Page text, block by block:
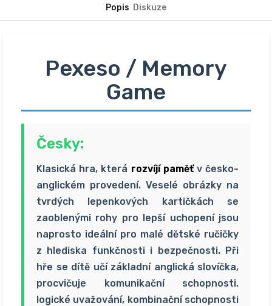
Popis Diskuze
Pexeso / Memory
Game
Česky:
Klasická hra, která rozvíjí paměťv česko-
anglickém provedení. Veselé obrázky na
tvrdých lepenkových kartičkách se
zaoblenými rohy pro lepší uchopení jsou
naprosto ideální pro malé dětské ručičky
z hlediska funkčnosti i bezpečnosti. Při
hře se dítě učí základní anglická slovíčka,
procvičuje komunikační schopnosti,
logické uvažování, kombinační schopnosti